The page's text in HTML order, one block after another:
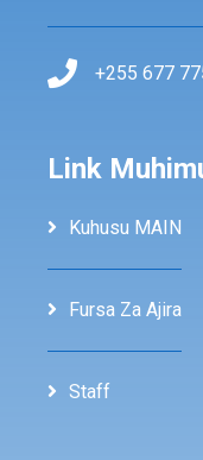
+255 677
Link
Kuhusu MAIN
Fursa Za Ajira
Staff